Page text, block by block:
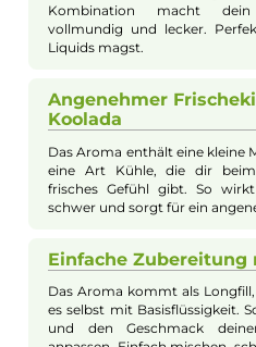
zusammen ein besonders
Dampferlebnis schaffen. Das
geliefert, die vor Gebrauch
individuell anpassen kannst.
die ein intensives und
Einzigartiger
Acaibeere
Das Aroma bringt dir den
süßliche und leicht
von erdiger Frische. So
Fruchtgeschmack jederzeit